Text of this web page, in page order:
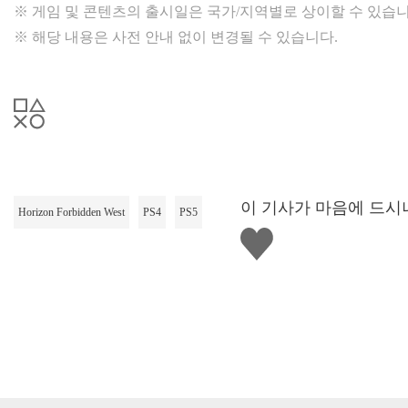
※ 게임 및 콘텐츠의 출시일은 국가/지역별로 상이할 수 있습
※ 해당 내용은 사전 안내 없이 변경될 수 있습니다.
Horizon Forbidden West PS4 PS5
이 기사가 마음에 드시
좋
아